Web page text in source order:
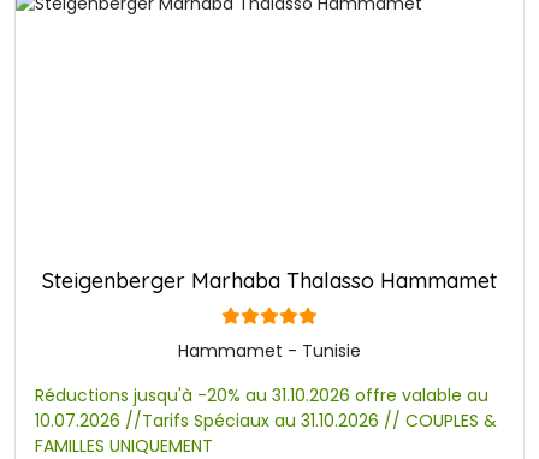
Steigenberger Marhaba Thalasso Hammamet
Hammamet - Tunisie
Réductions jusqu'à -20% au 31.10.2026 offre valable au
10.07.2026 //Tarifs Spéciaux au 31.10.2026 // COUPLES &
FAMILLES UNIQUEMENT